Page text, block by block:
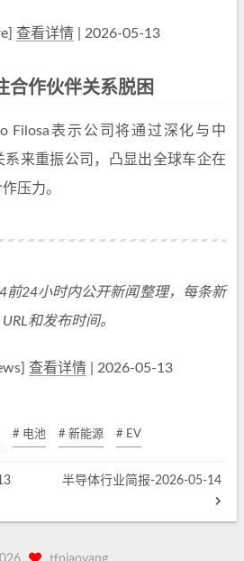
查看详情 | 2026-05-13
合作伙伴关系脱困
Filosa表示公司将通过深化与中
系来重振公司，凸显出全球车企在
压力。
前24小时内公开新闻整理，每条新
和发布时间。
查看详情 | 2026-05-13
# 电池 # 新能源 # EV
半导体行业简报-2026-05-14